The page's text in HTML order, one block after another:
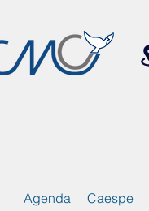
Agenda Caespe